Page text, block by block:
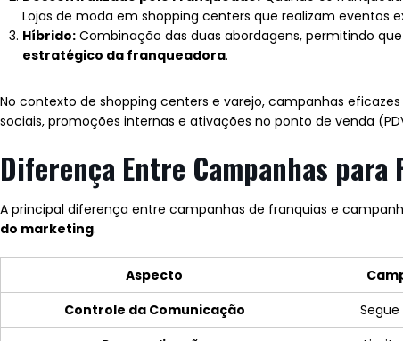
Lojas de moda em shopping centers que realizam eventos
Híbrido: Combinação das duas abordagens, permitindo
estratégico da franqueadora.
No contexto de shopping centers e varejo, campanhas
sociais, promoções internas e ativações no ponto de venda
Diferença Entre Campanhas para
A principal diferença entre campanhas de franquias e
do marketing.
Aspecto
Controle da Comunicação